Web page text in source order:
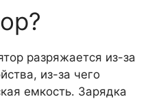
разряжается из-за
из-за чего
емкость. Зарядка